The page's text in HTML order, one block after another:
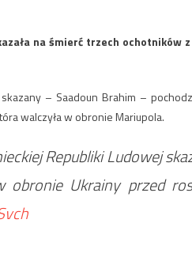
na śmierć trzech ochotników
– Saadoun Brahim –
walczyła w obronie Mariupola.
Republiki Ludowej
Ukrainy przed